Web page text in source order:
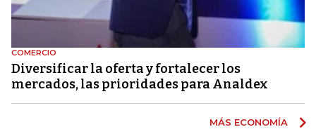
COMERCIO
Diversificar la oferta y fortalecer los
mercados, las prioridades para Analdex
MÁS ECONOMÍA